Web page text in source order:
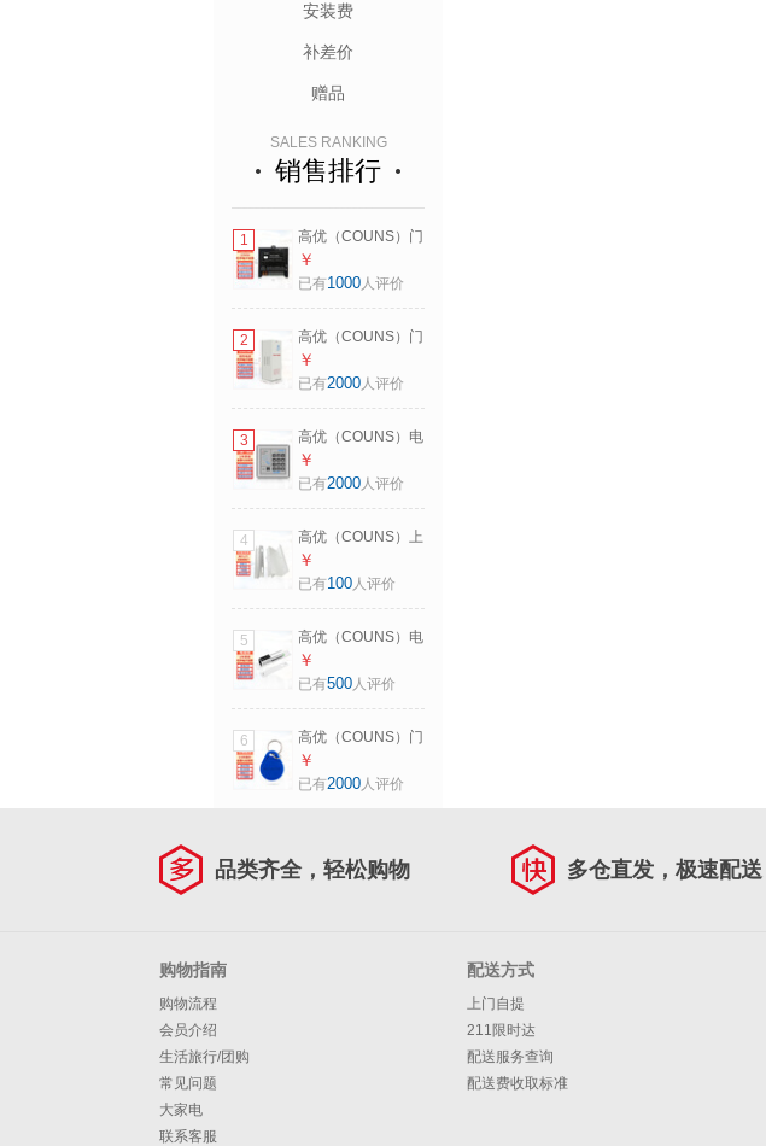
安装费
补差价
赠品
SALES RANKING
销售排行
1
高优（COUNS）门
禁电源控制器12V
5A可调延时变压器
￥
已有1000人评价
2
高优（COUNS）门
禁电源控制器12V
5A可调延时变压稳
￥
已有2000人评价
3
高优（COUNS）电
子门禁一体机控制
器面板办公室玻璃
K05（读ID卡）
￥
已有2000人评价
4
高优（COUNS）上
下无框玻璃门磁力
锁门夹280KG电吸
￥
已有100人评价
5
高优（COUNS）电
插锁暗装门控插销
锁办公室玻璃门木
S600C(两芯电插
锁）
￥
已有500人评价
6
高优（COUNS）门
禁卡钥匙扣ID卡扣
小区物业门卡出租
￥
已有2000人评价
品类齐全，轻松购物 多仓直发，极速配送
购物指南
购物流程
会员介绍
生活旅行/团购
常见问题
大家电
联系客服
配送方式
上门自提
211限时达
配送服务查询
配送费收取标准